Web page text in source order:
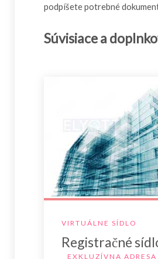
podpíšete potrebné
Súvisiace a
VIRTUÁLNE SÍDLO
Registračné
EXKLUZÍVNA ADRESA